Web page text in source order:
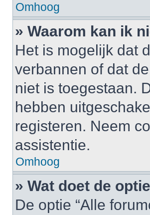
Omhoog
» Waarom kan ik
Het is mogelijk dat
verbannen of dat
niet is toegestaan.
hebben
registeren. Neem
assistentie.
Omhoog
» Wat doet de
De optie “Alle